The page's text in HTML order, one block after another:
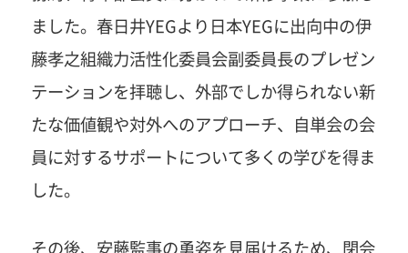
ました。春日井YEGより日本YEGに出向中の伊
藤孝之組織力活性化委員会副委員長のプレゼン
テーションを拝聴し、外部でしか得られない新
たな価値観や対外へのアプローチ、自単会の会
員に対するサポートについて多くの学びを得ま
した。
その後、安藤監事の勇姿を見届けるため、閉会